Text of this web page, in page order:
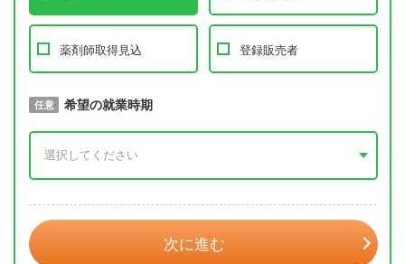
薬剤師取得見込 登録販売者
必須 取得予定年
任意 希望の就業時期
次に進む